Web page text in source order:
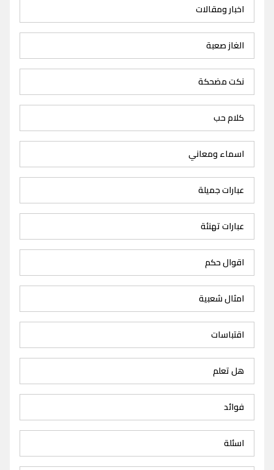
اخبار ومقالات
الغاز صعبة
نكت مضحكة
كلام حب
اسماء ومعاني
عبارات جميلة
عبارات تهنئة
اقوال حكم
امثال شعبية
اقتباسات
هل تعلم
فوائد
اسئلة